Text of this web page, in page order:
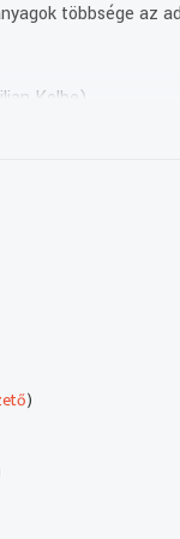
többsége az
Kolbe)
ismerhetnek meg,
kiállni az
17. Két dátum,
diktatúra az
emléke előtt.
Tiry Katalinnak az
Keresztény
az
szerzetes
szerzetesi
)